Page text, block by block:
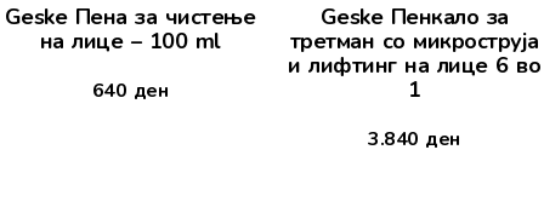
Geske Пена за чистење
на лице – 100 ml
640 ден
Geske Пенкало за
третман со микроструја
и лифтинг на лице 6 во
1
3.840 ден